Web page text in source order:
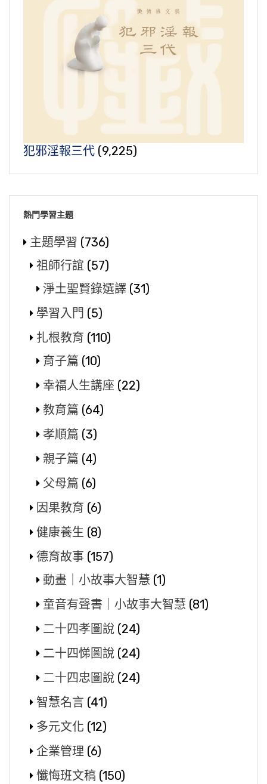
犯邪淫報三代 (9,225)
熱門學習主題
主題學習 (736)
祖師行誼 (57)
淨土聖賢錄選譯 (31)
學習入門 (5)
扎根教育 (110)
育子篇 (10)
幸福人生講座 (22)
教育篇 (64)
孝順篇 (3)
親子篇 (4)
父母篇 (6)
因果教育 (6)
健康養生 (8)
德育故事 (157)
動畫｜小故事大智慧 (1)
童音有聲書｜小故事大智慧 (81)
二十四孝圖說 (24)
二十四悌圖說 (24)
二十四忠圖說 (24)
智慧名言 (41)
多元文化 (12)
企業管理 (6)
懺悔班文稿 (150)